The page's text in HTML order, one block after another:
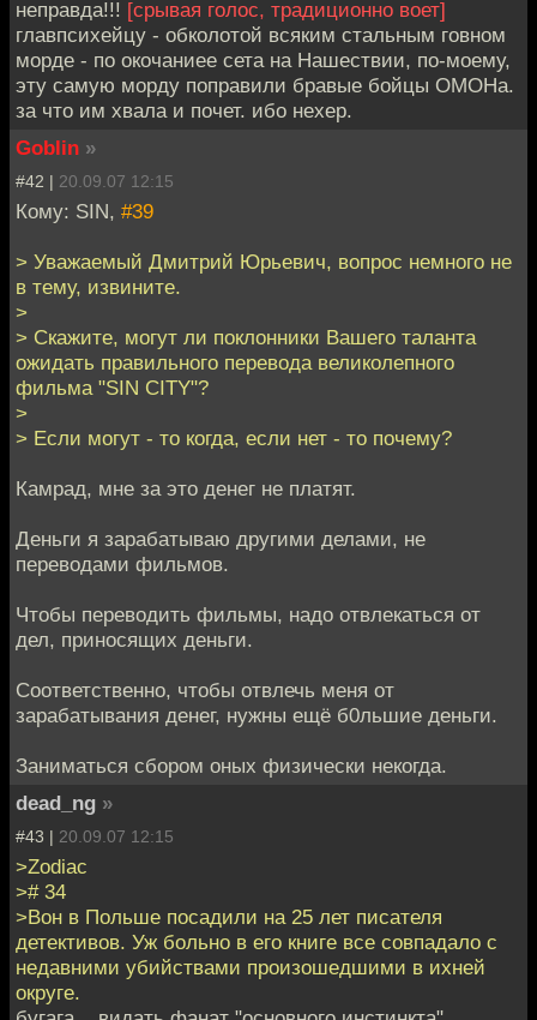
неправда!!! [срывая голос, традиционно воет]
главпсихейцу - обколотой всяким стальным говном
морде - по окочаниее сета на Нашествии, по-моему,
эту самую морду поправили бравые бойцы ОМОНа.
за что им хвала и почет. ибо нехер.
Goblin »
#42 | 20.09.07 12:15
Кому: SIN, #39
> Уважаемый Дмитрий Юрьевич, вопрос немного не
в тему, извините.
>
> Скажите, могут ли поклонники Вашего таланта
ожидать правильного перевода великолепного
фильма "SIN CITY"?
>
> Если могут - то когда, если нет - то почему?
Камрад, мне за это денег не платят.
Деньги я зарабатываю другими делами, не
переводами фильмов.
Чтобы переводить фильмы, надо отвлекаться от
дел, приносящих деньги.
Соответственно, чтобы отвлечь меня от
зарабатывания денег, нужны ещё б0льшие деньги.
Заниматься сбором оных физически некогда.
dead_ng »
#43 | 20.09.07 12:15
>Zodiac
># 34
>Вон в Польше посадили на 25 лет писателя
детективов. Уж больно в его книге все совпадало с
недавними убийствами произошедшими в ихней
округе.